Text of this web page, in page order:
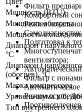
Фильтр
Комфортный
Режим
Подготовка к
вентилятора;
Фильтр с
Автоматическое
Режим осушения
Мощность (BTU)
Мощность обогрева
Мощность
Диапазон t
°C
Диапазон t наружного
(обогрев), °C
Марка компрессора
Уровень шума в/б, Дб
Тип внутреннего